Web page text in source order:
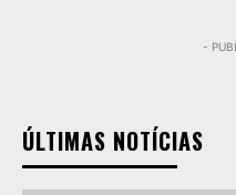
-
ÚLTIMAS NOTÍCIAS